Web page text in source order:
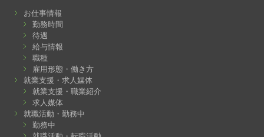
お仕事情報
勤務時間
待遇
給与情報
職種
雇用形態・働き方
就業支援・求人媒体
就業支援・職業紹介
求人媒体
就職活動・勤務中
勤務中